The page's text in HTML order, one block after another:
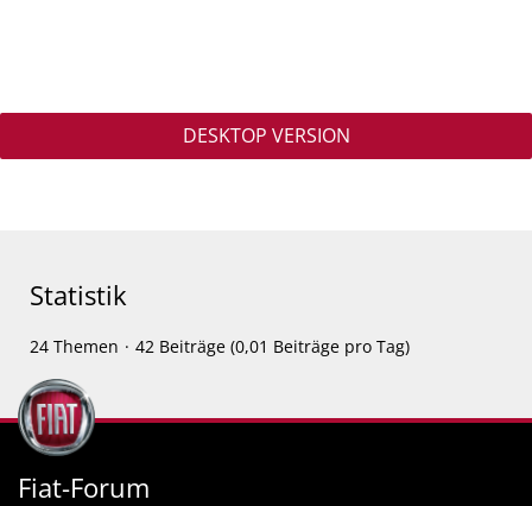
DESKTOP VERSION
Statistik
24 Themen 42 Beiträge (0,01 Beiträge pro Tag)
Fiat-Forum